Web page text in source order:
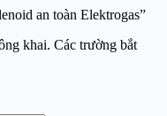
an toàn Elektrogas”
khai. Các trường bắt